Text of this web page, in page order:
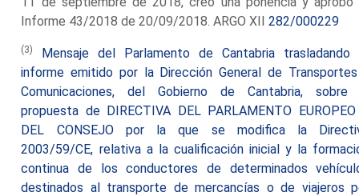
Informe 43/2018 de 20/09/2018. ARGO XII282/000229
(3)
Mensaje del Parlamento de Cantabria trasladando
informe emitido por la Dirección General de
Comunicaciones, del Gobierno de Cantabria, sobre
propuesta de DIRECTIVA DEL PARLAMENTO
DEL CONSEJO por la que se modifica la
2003/59/CE, relativa a la cualificación inicial y la
continua de los conductores de determinados
destinados al transporte de mercancías o de viajeros